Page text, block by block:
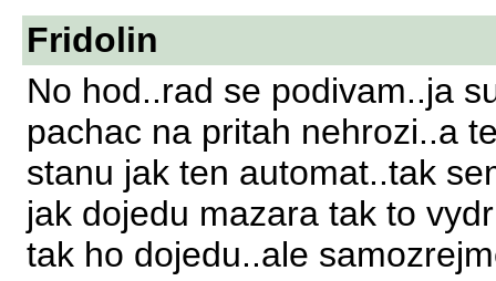
Fridolin
No hod..rad se podivam..ja
pachac na pritah nehrozi..a
stanu jak ten automat..tak
jak dojedu mazara tak to
tak ho dojedu..ale